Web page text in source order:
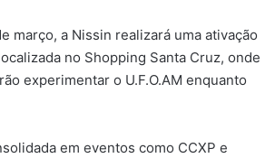
março, a Nissin realizará uma ativação
no Shopping Santa Cruz, onde
experimentar o U.F.O.AM enquanto
em eventos como CCXP e